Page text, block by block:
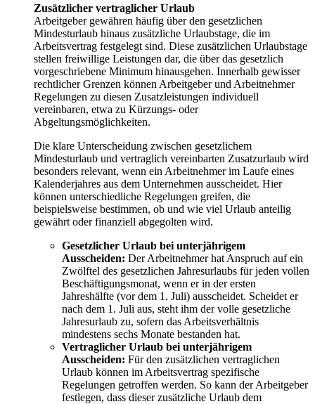
Zusätzlicher vertraglicher Urlaub
Arbeitgeber gewähren häufig über den gesetzlichen
Mindesturlaub hinaus zusätzliche Urlaubstage, die im
Arbeitsvertrag festgelegt sind. Diese zusätzlichen Urlaubstage
stellen freiwillige Leistungen dar, die über das gesetzlich
vorgeschriebene Minimum hinausgehen. Innerhalb gewisser
rechtlicher Grenzen können Arbeitgeber und Arbeitnehmer
Regelungen zu diesen Zusatzleistungen individuell
vereinbaren, etwa zu Kürzungs- oder
Abgeltungsmöglichkeiten.
Die klare Unterscheidung zwischen gesetzlichem
Mindesturlaub und vertraglich vereinbarten Zusatzurlaub wird
besonders relevant, wenn ein Arbeitnehmer im Laufe eines
Kalenderjahres aus dem Unternehmen ausscheidet. Hier
können unterschiedliche Regelungen greifen, die
beispielsweise bestimmen, ob und wie viel Urlaub anteilig
gewährt oder finanziell abgegolten wird.
Gesetzlicher Urlaub bei unterjährigem
Ausscheiden: Der Arbeitnehmer hat Anspruch auf ein
Zwölftel des gesetzlichen Jahresurlaubs für jeden vollen
Beschäftigungsmonat, wenn er in der ersten
Jahreshälfte (vor dem 1. Juli) ausscheidet. Scheidet er
nach dem 1. Juli aus, steht ihm der volle gesetzliche
Jahresurlaub zu, sofern das Arbeitsverhältnis
mindestens sechs Monate bestanden hat.
Vertraglicher Urlaub bei unterjährigem
Ausscheiden: Für den zusätzlichen vertraglichen
Urlaub können im Arbeitsvertrag spezifische
Regelungen getroffen werden. So kann der Arbeitgeber
festlegen, dass dieser zusätzliche Urlaub dem